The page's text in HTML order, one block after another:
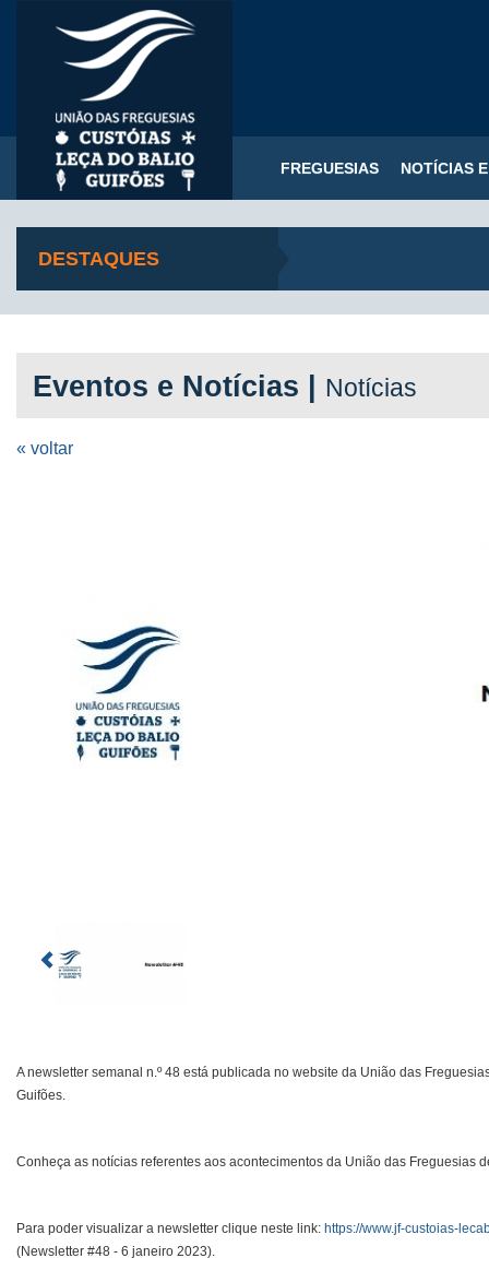
FREGUESIAS NOTÍCIAS
DESTAQUES
Eventos e Notícias | Notícias
« voltar
A newsletter semanal n.º 48 está publicada no website da União das
Guifões.
Conheça as notícias referentes aos acontecimentos da União das Freguesias
Para poder visualizar a newsletter clique neste link: https://www.jf-custoias-
(Newsletter #48 - 6 janeiro 2023).